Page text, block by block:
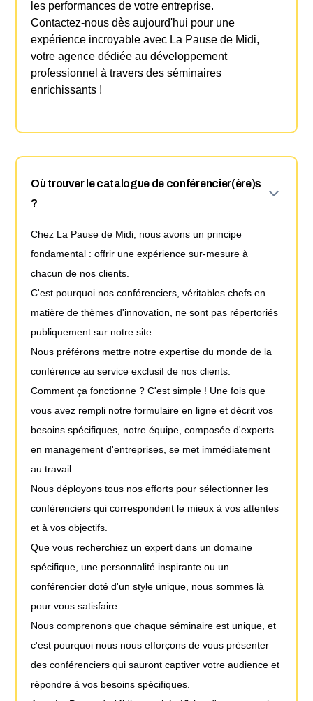
les performances de votre entreprise.
Contactez-nous dès aujourd'hui pour une
expérience incroyable avec La Pause de Midi,
votre agence dédiée au développement
professionnel à travers des séminaires
enrichissants !
Où trouver le catalogue de conférencier(ère)s
?
Chez La Pause de Midi, nous avons un principe
fondamental : offrir une expérience sur-mesure à
chacun de nos clients.
C'est pourquoi nos conférenciers, véritables chefs en
matière de thèmes d'innovation, ne sont pas répertoriés
publiquement sur notre site.
Nous préférons mettre notre expertise du monde de la
conférence au service exclusif de nos clients.
Comment ça fonctionne ? C'est simple ! Une fois que
vous avez rempli notre formulaire en ligne et décrit vos
besoins spécifiques, notre équipe, composée d'experts
en management d'entreprises, se met immédiatement
au travail.
Nous déployons tous nos efforts pour sélectionner les
conférenciers qui correspondent le mieux à vos attentes
et à vos objectifs.
Que vous recherchiez un expert dans un domaine
spécifique, une personnalité inspirante ou un
conférencier doté d'un style unique, nous sommes là
pour vous satisfaire.
Nous comprenons que chaque séminaire est unique, et
c'est pourquoi nous nous efforçons de vous présenter
des conférenciers qui sauront captiver votre audience et
répondre à vos besoins spécifiques.